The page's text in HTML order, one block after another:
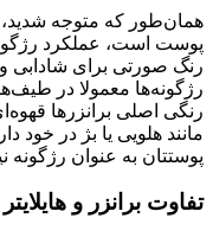
همان‌طور که متوجه شدید،
پوست است، عملکرد
رنگ صورتی برای شادابی
رژگونه‌ها معمولا در
رنگی اصلی برانزرها
مانند هلویی یا بژ در خود
پوستتان به عنوان رژگونه
تفاوت برانزر و هایلایتر